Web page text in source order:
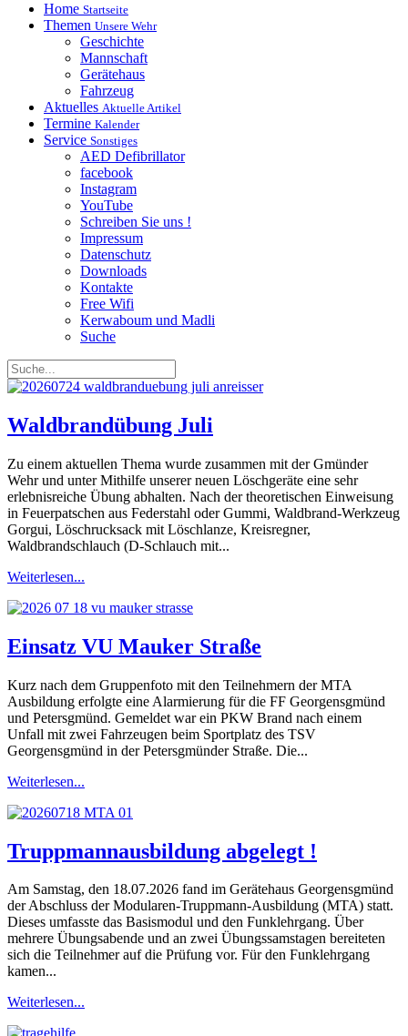
Home Startseite
Themen Unsere Wehr
Geschichte
Mannschaft
Gerätehaus
Fahrzeug
Aktuelles Aktuelle Artikel
Termine Kalender
Service Sonstiges
AED Defibrillator
facebook
Instagram
YouTube
Schreiben Sie uns !
Impressum
Datenschutz
Downloads
Kontakte
Free Wifi
Kerwaboum und Madli
Suche
Waldbrandübung Juli
Zu einem aktuellen Thema wurde zusammen mit der Gmünder
Wehr und unter Mithilfe unserer neuen Löschgeräte eine sehr
erlebnisreiche Übung abhalten. Nach der theoretischen Einweisung
in Feuerpatschen aus Federstahl oder Gummi, Waldbrand-Werkzeug
Gorgui, Löschrucksack mit Löschlanze, Kreisregner,
Waldbrandschlauch (D-Schlauch mit...
Weiterlesen...
Einsatz VU Mauker Straße
Kurz nach dem Gruppenfoto mit den Teilnehmern der MTA
Ausbildung erfolgte eine Alarmierung für die FF Georgensgmünd
und Petersgmünd. Gemeldet war ein PKW Brand nach einem
Unfall mit zwei Fahrzeugen beim Sportplatz des TSV
Georgensgmünd in der Petersgmünder Straße. Die...
Weiterlesen...
Truppmannausbildung abgelegt !
Am Samstag, den 18.07.2026 fand im Gerätehaus Georgensgmünd
der Abschluss der Modularen-Truppmann-Ausbildung (MTA) statt.
Dieses umfasste das Basismodul und den Funklehrgang. Über
mehrere Übungsabende und an zwei Übungssamstagen bereiteten
sich die Teilnehmer auf die Prüfung vor. Für den Funklehrgang
kamen...
Weiterlesen...